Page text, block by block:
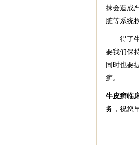
抹会造成
脏等系统
得了牛
要我们保
同时也要
癣。
牛皮癣临
务，祝您